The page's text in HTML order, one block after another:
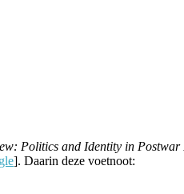
Politics and Identity in Postwar
]. Daarin deze voetnoot: